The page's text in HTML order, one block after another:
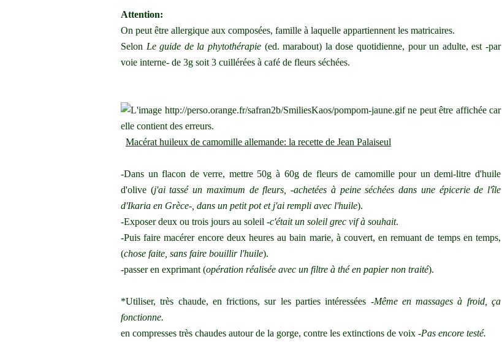
Attention:
On peut être allergique aux composées, famille à laquelle appartiennent les matricaires.
Selon Le guide de la phytothérapie (ed. marabout) la dose quotidienne, pour un adulte, est -par
voie interne- de 3g soit 3 cuillérées à café de fleurs séchées.
Macérat huileux de camomille allemande: la recette de Jean Palaiseul
-Dans un flacon de verre, mettre 50g à 60g de fleurs de camomille pour un demi-litre d'huile
d'olive (j'ai tassé un maximum de fleurs, -achetées à peine séchées dans une épicerie de l'île
d'Ikaria en Grèce-, dans un petit pot et j'ai rempli avec l'huile).
-Exposer deux ou trois jours au soleil -c'était un soleil grec vif à souhait.
-Puis faire macérer encore deux heures au bain marie, à couvert, en remuant de temps en temps,
(chose faite, sans faire bouillir l'huile).
-passer en exprimant (opération réalisée avec un filtre à thé en papier non traité).
*Utiliser, très chaude, en frictions, sur les parties intéressées -Même en massages à froid, ça
fonctionne.
en compresses très chaudes autour de la gorge, contre les extinctions de voix -Pas encore testé.